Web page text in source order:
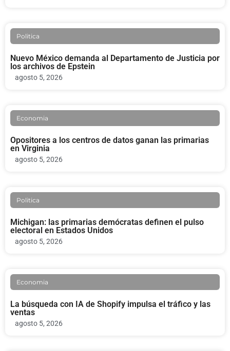
Politica
Nuevo México demanda al Departamento de Justicia por
los archivos de Epstein
agosto 5, 2026
Economia
Opositores a los centros de datos ganan las primarias
en Virginia
agosto 5, 2026
Politica
Michigan: las primarias demócratas definen el pulso
electoral en Estados Unidos
agosto 5, 2026
Economia
La búsqueda con IA de Shopify impulsa el tráfico y las
ventas
agosto 5, 2026